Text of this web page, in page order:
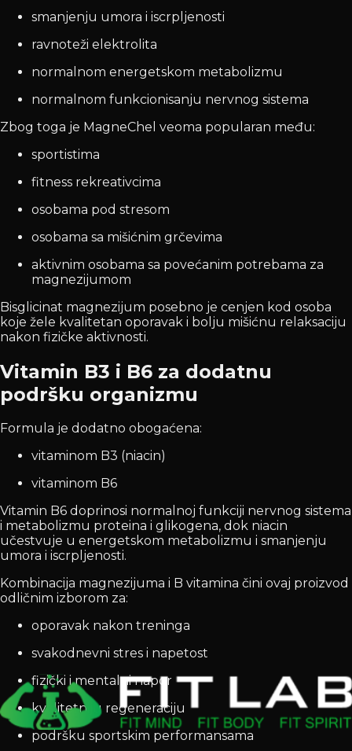
smanjenju umora i iscrpljenosti
ravnoteži elektrolita
normalnom energetskom metabolizmu
normalnom funkcionisanju nervnog sistema
Zbog toga je MagneChel veoma popularan među:
sportistima
fitness rekreativcima
osobama pod stresom
osobama sa mišićnim grčevima
aktivnim osobama sa povećanim potrebama za
magnezijumom
Bisglicinat magnezijum posebno je cenjen kod osoba
koje žele kvalitetan oporavak i bolju mišićnu relaksaciju
nakon fizičke aktivnosti.
Vitamin B3 i B6 za dodatnu
podršku organizmu
Formula je dodatno obogaćena:
vitaminom B3 (niacin)
vitaminom B6
Vitamin B6 doprinosi normalnoj funkciji nervnog sistema
i metabolizmu proteina i glikogena, dok niacin
učestvuje u energetskom metabolizmu i smanjenju
umora i iscrpljenosti.
Kombinacija magnezijuma i B vitamina čini ovaj proizvod
odličnim izborom za:
oporavak nakon treninga
svakodnevni stres i napetost
fizički i mentalni napor
kvalitetniju regeneraciju
podršku sportskim performansama